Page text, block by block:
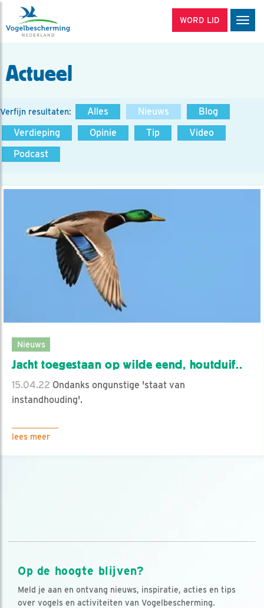
WORD LID
Actueel
Verfijn resultaten: Alles Nieuws
Blog
Verdieping
Opinie Tip
Video
Podcast
Nieuws
Jacht toegestaan op wilde eend, houtduif..
15.04.22 Ondanks ongunstige 'staat van
instandhouding'.
lees meer
Op de hoogte blijven?
Meld je aan en ontvang nieuws, inspiratie, acties en tips
over vogels en activiteiten van Vogelbescherming.